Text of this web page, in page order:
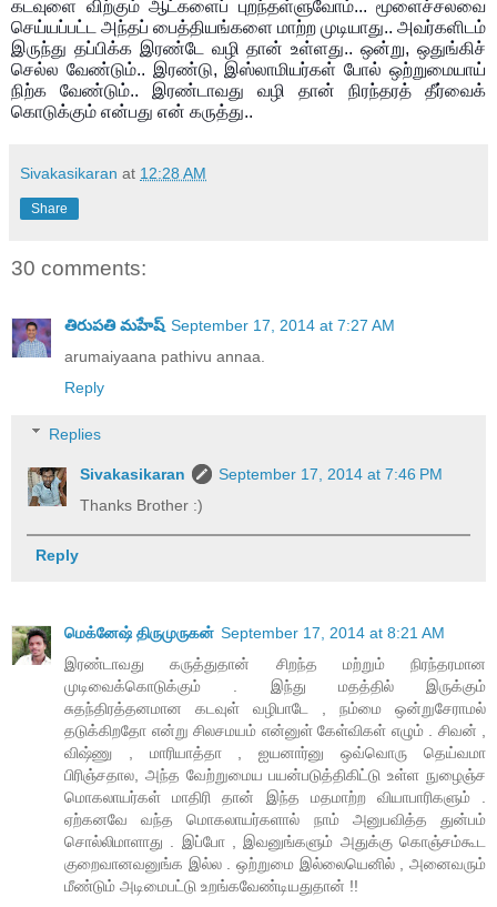
கடவுளை விற்கும் ஆட்களைப் புறந்தள்ளுவோம்... மூளைச்சலவை
செய்யப்பட்ட அந்தப் பைத்தியங்களை மாற்ற முடியாது.. அவர்களிடம்
இருந்து தப்பிக்க இரண்டே வழி தான் உள்ளது.. ஒன்று, ஒதுங்கிச்
செல்ல வேண்டும்.. இரண்டு, இஸ்லாமியர்கள் போல் ஒற்றுமையாய்
நிற்க வேண்டும்.. இரண்டாவது வழி தான் நிரந்தரத் தீர்வைக்
கொடுக்கும் என்பது என் கருத்து..
Sivakasikaran at 12:28 AM
Share
30 comments:
తిరుపతి మహేష్ September 17, 2014 at 7:27 AM
arumaiyaana pathivu annaa.
Reply
Replies
Sivakasikaran
September 17, 2014 at 7:46 PM
Thanks Brother :)
Reply
மெக்னேஷ் திருமுருகன் September 17, 2014 at 8:21 AM
இரண்டாவது கருத்துதான் சிறந்த மற்றும் நிரந்தரமான
முடிவைக்கொடுக்கும் . இந்து மதத்தில் இருக்கும்
சுதந்திரத்தனமான கடவுள் வழிபாடே , நம்மை ஒன்றுசேராமல்
தடுக்கிறதோ என்று சிலசமயம் என்னுள் கேள்விகள் எழும் . சிவன் ,
விஷ்ணு , மாரியாத்தா , ஐயனார்னு ஒவ்வொரு தெய்வமா
பிரிஞ்சதால, அந்த வேற்றுமைய பயன்படுத்திகிட்டு உள்ள நுழைஞ்ச
மொகலாயர்கள் மாதிரி தான் இந்த மதமாற்ற வியாபாரிகளும் .
ஏற்கனவே வந்த மொகலாயர்களால் நாம் அனுபவித்த துன்பம்
சொல்லிமாளாது . இப்போ , இவனுங்களும் அதுக்கு கொஞ்சம்கூட
குறைவானவனுங்க இல்ல . ஒற்றுமை இல்லையெனில் , அனைவரும்
மீண்டும் அடிமைபட்டு உறங்கவேண்டியதுதான் !!